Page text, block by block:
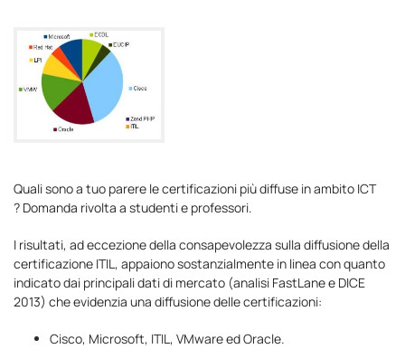
Quali sono a tuo parere le certificazioni più diffuse in ambito ICT
? Domanda rivolta a studenti e professori.
I risultati, ad eccezione della consapevolezza sulla diffusione della
certificazione ITIL, appaiono sostanzialmente in linea con quanto
indicato dai principali dati di mercato (analisi FastLane e DICE
2013) che evidenzia una diffusione delle certificazioni:
Cisco, Microsoft, ITIL, VMware ed Oracle.